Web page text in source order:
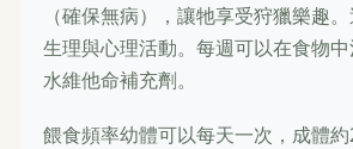
（確保無病），讓牠享受狩獵樂趣
生理與心理活動。每週可以在食物
水維他命補充劑。
餵食頻率幼體可以每天一次，成體